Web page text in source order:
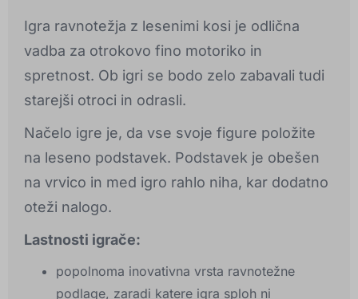
Igra ravnotežja z lesenimi kosi je odlična
vadba za otrokovo fino motoriko in
spretnost. Ob igri se bodo zelo zabavali tudi
starejši otroci in odrasli.
Načelo igre je, da vse svoje figure položite
na leseno podstavek. Podstavek je obešen
na vrvico in med igro rahlo niha, kar dodatno
oteži nalogo.
Lastnosti igrače:
popolnoma inovativna vrsta ravnotežne
podlage, zaradi katere igra sploh ni